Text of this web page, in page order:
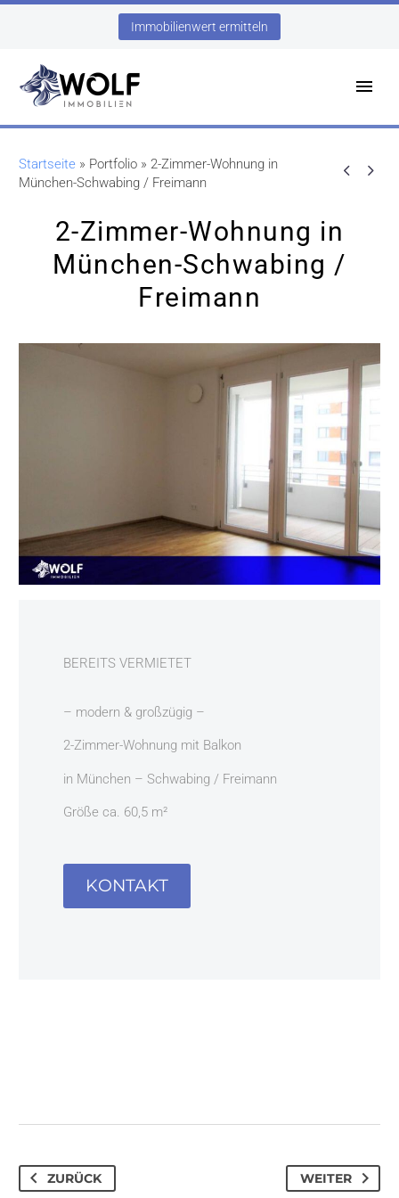
Immobilienwert ermitteln
 
Startseite » Portfolio » 2-Zimmer-Wohnung in
München-Schwabing / Freimann
2-Zimmer-Wohnung in
München-Schwabing /
Freimann
BEREITS VERMIETET
– modern & großzügig –
2-Zimmer-Wohnung mit Balkon
in München – Schwabing / Freimann
Größe ca. 60,5 m²
KONTAKT
ZURÜCK WEITER